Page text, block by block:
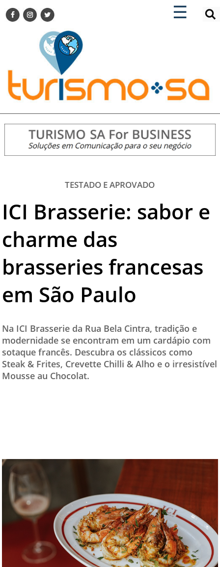
☰
×
TURISMO SA FOR BUSINESS
DESTINOS NACIONAIS
DESTINOS INTERNACIONAIS
CITY BREAK
TURISMO E MERCADO
EVENTOS
HOTELARIA
DICAS
VITRINE
TURISMO SA TV
TESTADO E APROVADO
PARCEIROS
QUEM SOMOS - EQUIPE
CONTATO
×
ENCONTRE SUA NOTÍCIA
TESTADO E APROVADO
ICI Brasserie: sabor e
charme das
brasseries francesas
em São Paulo
Na ICI Brasserie da Rua Bela Cintra, tradição e
modernidade se encontram em um cardápio com
sotaque francês. Descubra os clássicos como
Steak & Frites, Crevette Chilli & Alho e o irresistível
Mousse au Chocolat.